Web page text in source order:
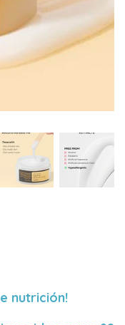
nutrición!